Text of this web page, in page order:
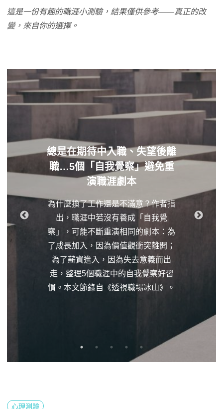
這是一份有趣的職涯小測驗，結果僅供參考——真正的改
變，來自你的選擇。
總是在期待中入職、失望後離
職…5個「自我覺察」避免重
演職涯劇本
為什麼換了工作還是不滿意？作者指
出，職涯中若沒有養成「自我覺
察」，可能不斷重演相同的劇本：為
了成長加入，因為價值觀衝突離開；
為了薪資進入，因為失去意義而出
走，整理5個職涯中的自我覺察好習
慣。本文節錄自《透視職場冰山》。
心理測驗